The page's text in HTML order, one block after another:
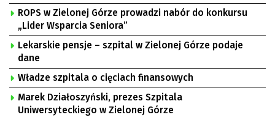
ROPS w Zielonej Górze prowadzi nabór do konkursu
„Lider Wsparcia Seniora”
Lekarskie pensje – szpital w Zielonej Górze podaje
dane
Władze szpitala o cięciach finansowych
Marek Działoszyński, prezes Szpitala
Uniwersyteckiego w Zielonej Górze